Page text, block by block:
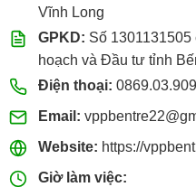
Vĩnh Long
GPKD: Số
hoạch và Đầu tư tỉnh
Điện thoại:
Email:
Website: https://
Giờ làm việc: